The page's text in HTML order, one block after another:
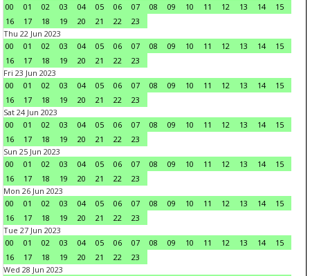
00
01 02 03 04 05 06 07 08 09 10 11 12 13 14
15
16
17 18 19 20 21 22
23
Thu 22 Jun 2023
00
01 02 03 04 05 06 07 08 09 10 11 12 13 14
15
16
17 18 19 20 21 22
23
Fri 23 Jun 2023
00
01 02 03 04 05 06 07 08 09 10 11 12 13 14
15
16
17 18 19 20 21 22
23
Sat 24 Jun 2023
00
01 02 03 04 05 06 07 08 09 10 11 12 13 14
15
16
17 18 19 20 21 22
23
Sun 25 Jun 2023
00
01 02 03 04 05 06 07 08 09 10 11 12 13 14
15
16
17 18 19 20 21 22
23
Mon 26 Jun 2023
00
01 02 03 04 05 06 07 08 09 10 11 12 13 14
15
16
17 18 19 20 21 22
23
Tue 27 Jun 2023
00
01 02 03 04 05 06 07 08 09 10 11 12 13 14
15
16
17 18 19 20 21 22
23
Wed 28 Jun 2023